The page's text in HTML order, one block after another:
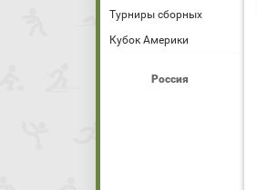
Турниры сборных
Кубок Америки
Россия